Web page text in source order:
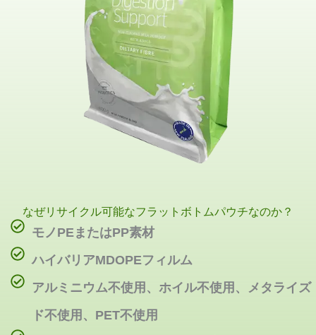
なぜリサイクル可能なフラットボトムパウチなのか？
モノPEまたはPP素材
ハイバリアMDOPEフィルム
アルミニウム不使用、ホイル不使用、メタライズ
ド不使用、PET不使用